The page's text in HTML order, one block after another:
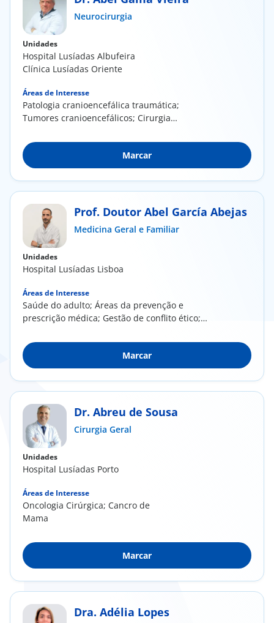
Sport
a nós
Neurocirurgia
Unidades
Hospital Lusíadas Albufeira
Clínica Lusíadas Oriente
Áreas de Interesse
​Patologia cranioencefálica traumática;
Tumores cranioencefálicos; Cirurgia
Marcar
Prof. Doutor Abel García Abejas
Medicina Geral e Familiar
Unidades
Hospital Lusíadas Lisboa
Áreas de Interesse
Saúde do adulto; Áreas da prevenção e
prescrição médica; Gestão de conflito ético;
Marcar
Dr. Abreu de Sousa
Cirurgia Geral
Unidades
Hospital Lusíadas Porto
Áreas de Interesse
Oncologia Cirúrgica; Cancro de
Mama
Marcar
Dra. Adélia Lopes